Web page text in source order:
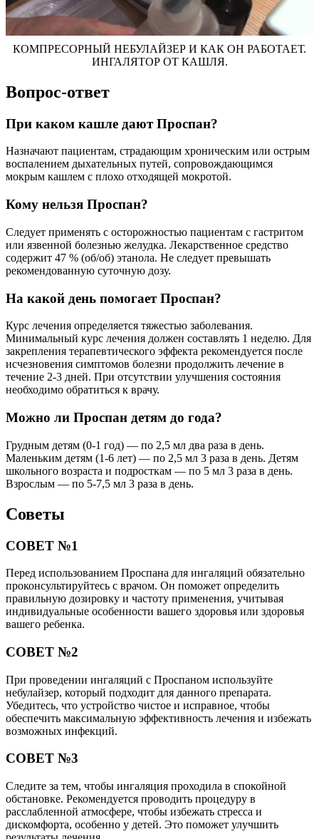
КОМПРЕСОРНЫЙ НЕБУЛАЙЗЕР И КАК ОН РАБОТАЕТ.
ИНГАЛЯТОР ОТ КАШЛЯ.
Вопрос-ответ
При каком кашле дают Проспан?
Назначают пациентам, страдающим хроническим или острым
воспалением дыхательных путей, сопровождающимся
мокрым кашлем с плохо отходящей мокротой.
Кому нельзя Проспан?
Следует применять с осторожностью пациентам с гастритом
или язвенной болезнью желудка. Лекарственное средство
содержит 47 % (об/об) этанола. Не следует превышать
рекомендованную суточную дозу.
На какой день помогает Проспан?
Курс лечения определяется тяжестью заболевания.
Минимальный курс лечения должен составлять 1 неделю. Для
закрепления терапевтического эффекта рекомендуется после
исчезновения симптомов болезни продолжить лечение в
течение 2-3 дней. При отсутствии улучшения состояния
необходимо обратиться к врачу.
Можно ли Проспан детям до года?
Грудным детям (0-1 год) — по 2,5 мл два раза в день.
Маленьким детям (1-6 лет) — по 2,5 мл 3 раза в день. Детям
школьного возраста и подросткам — по 5 мл 3 раза в день.
Взрослым — по 5-7,5 мл 3 раза в день.
Советы
СОВЕТ №1
Перед использованием Проспана для ингаляций обязательно
проконсультируйтесь с врачом. Он поможет определить
правильную дозировку и частоту применения, учитывая
индивидуальные особенности вашего здоровья или здоровья
вашего ребенка.
СОВЕТ №2
При проведении ингаляций с Проспаном используйте
небулайзер, который подходит для данного препарата.
Убедитесь, что устройство чистое и исправное, чтобы
обеспечить максимальную эффективность лечения и избежать
возможных инфекций.
СОВЕТ №3
Следите за тем, чтобы ингаляция проходила в спокойной
обстановке. Рекомендуется проводить процедуру в
расслабленной атмосфере, чтобы избежать стресса и
дискомфорта, особенно у детей. Это поможет улучшить